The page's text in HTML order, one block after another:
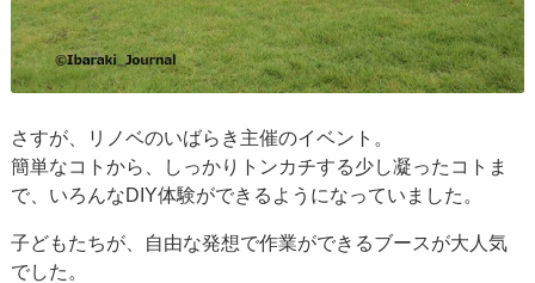
さすが、リノベのいばらき主催のイベント。
簡単なコトから、しっかりトンカチする少し凝ったコトま
で、いろんなDIY体験ができるようになっていました。
子どもたちが、自由な発想で作業ができるブースが大人気
でした。